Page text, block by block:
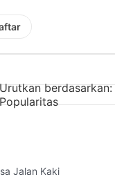
Urutkan berdasarkan:
Popularitas
Jalan Kaki